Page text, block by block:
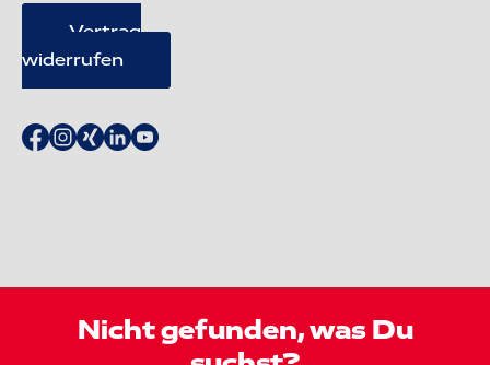
Vertrag
widerrufen
Nicht gefunden, was Du